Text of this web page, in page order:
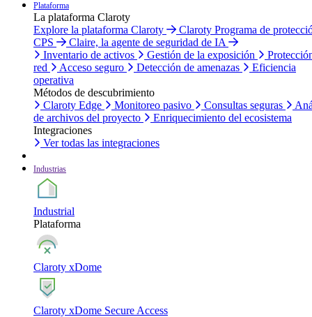
Plataforma
La plataforma Claroty
Explore la plataforma Claroty
Claroty Programa de
CPS
Claire, la agente de seguridad de IA
Inventario de activos
Gestión de la exposición
red
Acceso seguro Detección de amenazas
Eficiencia
operativa
Métodos de descubrimiento
Claroty Edge
Monitoreo pasivo Consultas seguras
de archivos del proyecto
Enriquecimiento del ecosistema
Integraciones
Ver todas las integraciones
Industrias
Industrial
Plataforma
Claroty xDome
Claroty xDome Secure Access